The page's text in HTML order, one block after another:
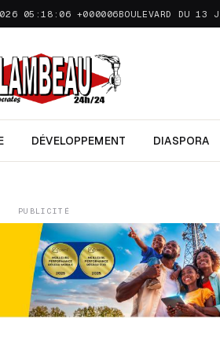
05:18:06 +000006BOULEVARD DU 13
DÉVELOPPEMENT DIASPORA
PUBLICITÉ